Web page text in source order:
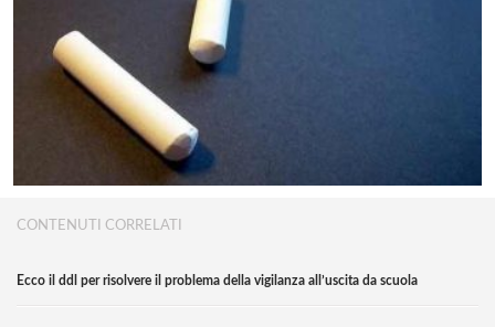
CONTENUTI CORRELATI
Ecco il ddl per risolvere il problema della vigilanza all’uscita da scuola